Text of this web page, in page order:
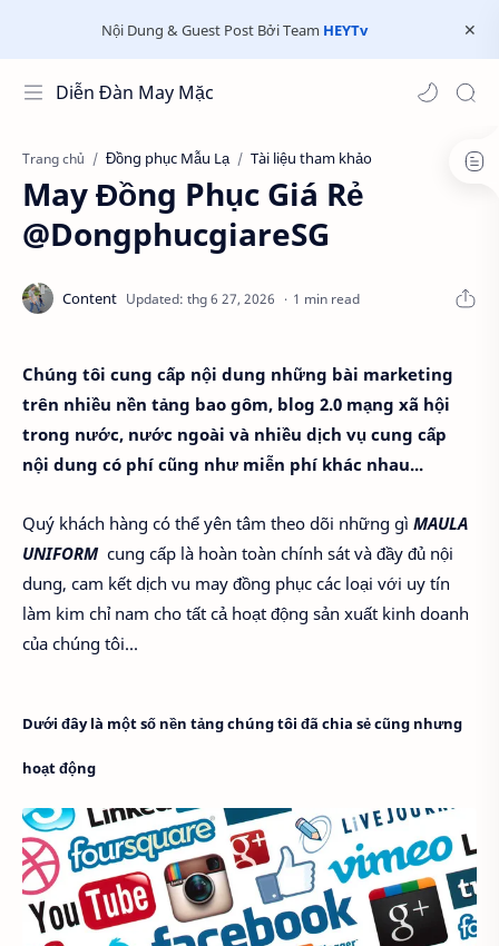
Nội Dung & Guest Post Bởi Team HEYTv
Diễn Đàn May Mặc
Trang chủ Đồng phục Mẫu Lạ Tài liệu tham khảo
May Đồng Phục Giá Rẻ
@DongphucgiareSG
1 min read
Chúng tôi cung cấp nội dung những bài marketing
trên nhiều nền tảng bao gôm, blog 2.0 mạng xã hội
trong nước, nước ngoài và nhiều dịch vụ cung cấp
nội dung có phí cũng như miễn phí khác nhau...
Quý khách hàng có thể yên tâm theo dõi những gì MAULA
UNIFORMcung cấp là hoàn toàn chính sát và đầy đủ nội
dung, cam kết dịch vu may đồng phục các loại với uy tín
làm kim chỉ nam cho tất cả hoạt động sản xuất kinh doanh
của chúng tôi...
Dưới đây là một số nền tảng chúng tôi đã chia sẻ cũng nhưng
hoạt động